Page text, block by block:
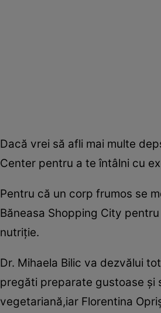
Dacă vrei să afli mai multe
Center pentru a te întâlni cu
Pentru că un corp frumos se
Băneasa Shopping City
nutriţie.
Dr. Mihaela Bilic va dezvălui
pregăti preparate gustoase şi
vegetariană,iar Florentina